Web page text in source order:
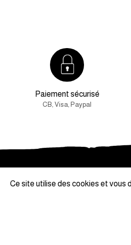
Paiement sécurisé
CB, Visa, Paypal
Ce site utilise des cookies et vous